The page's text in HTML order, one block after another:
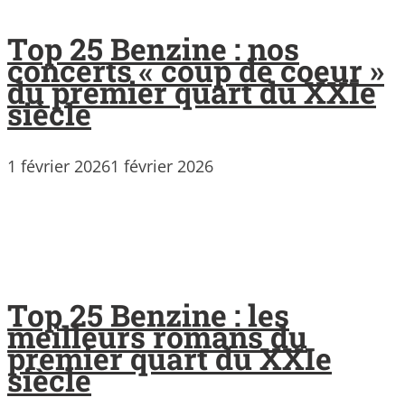
Top 25 Benzine : nos
concerts « coup de coeur »
du premier quart du XXIe
siècle
1 février 20261 février 2026
Top 25 Benzine : les
meilleurs romans du
premier quart du XXIe
siècle